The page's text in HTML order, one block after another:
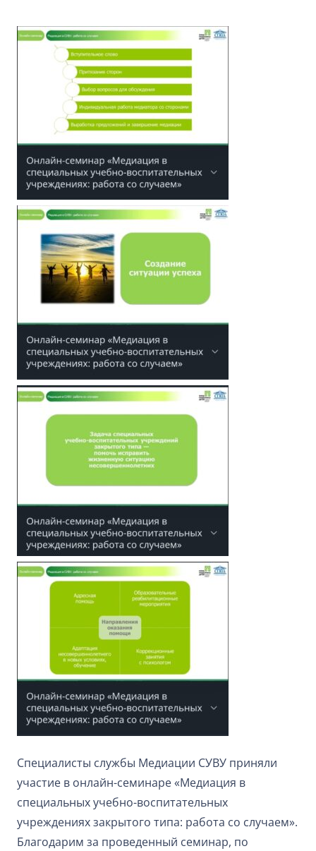
Специалисты службы Медиации СУВУ приняли
участие в онлайн-семинаре «Медиация в
специальных учебно-воспитательных
учреждениях закрытого типа: работа со случаем».
Благодарим за проведенный семинар, по